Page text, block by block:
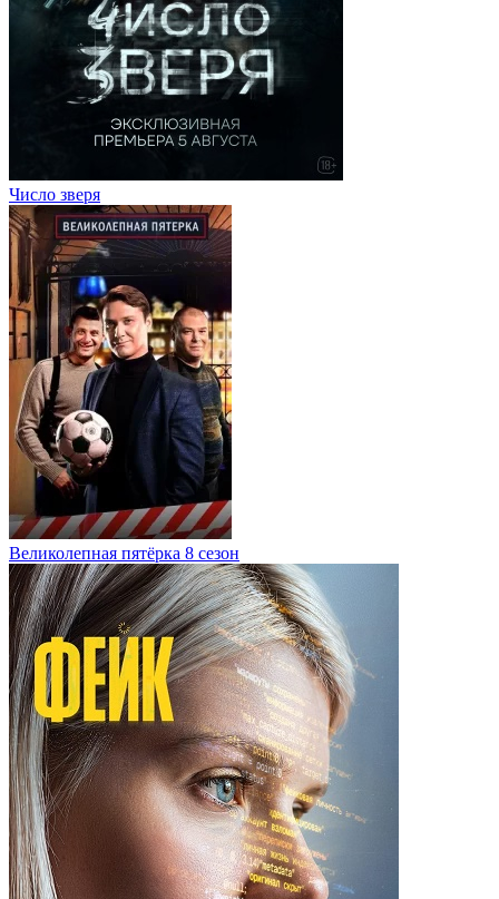
Число зверя
Великолепная пятёрка 8 сезон